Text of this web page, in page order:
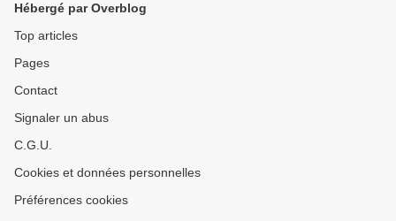
Hébergé par Overblog
Top articles
Pages
Contact
Signaler un abus
C.G.U.
Cookies et données personnelles
Préférences cookies